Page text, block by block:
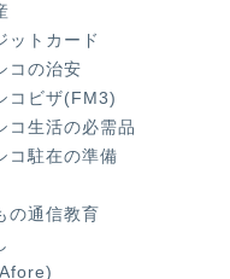
ットカード
コの治安
コビザ(FM3)
コ生活の必需品
コ駐在の準備
の通信教育